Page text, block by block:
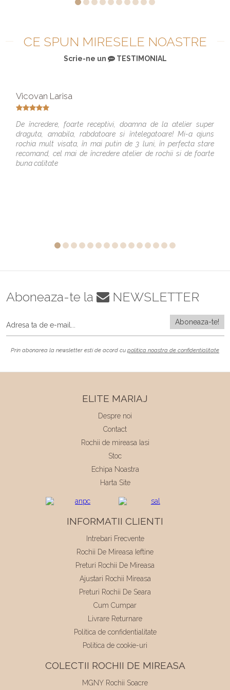
CE SPUN MIRESELE NOASTRE
Scrie-ne un TESTIMONIAL
Vicovan Larisa
De încredere, foarte receptivi, doamna de la atelier super
draguta, amabila, rabdatoare si întelegatoare! Mi-a ajuns
rochia mult visata, în mai putin de 3 luni, în perfecta stare
recomand, cel mai de încredere atelier de rochii si de foarte
buna calitate
Aboneaza-te la NEWSLETTER
Prin abonarea la newsletter esti de acord cu politica noastra de confidentialitate
ELITE MARIAJ
Despre noi
Contact
Rochii de mireasa Iasi
Stoc
Echipa Noastra
Harta Site
INFORMATII CLIENTI
Intrebari Frecvente
Rochii De Mireasa Ieftine
Preturi Rochii De Mireasa
Ajustari Rochii Mireasa
Preturi Rochii De Seara
Cum Cumpar
Livrare Returnare
Politica de confidentialitate
Politica de cookie-uri
COLECTII ROCHII DE MIREASA
MGNY Rochii Soacre